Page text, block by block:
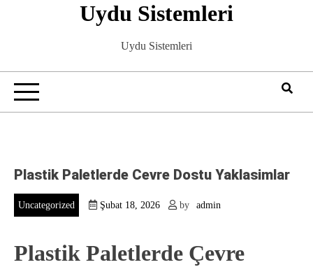
Uydu Sistemleri
Uydu Sistemleri
Plastik Paletlerde Cevre Dostu Yaklasimlar
Uncategorized Şubat 18, 2026 by admin
Plastik Paletlerde Çevre